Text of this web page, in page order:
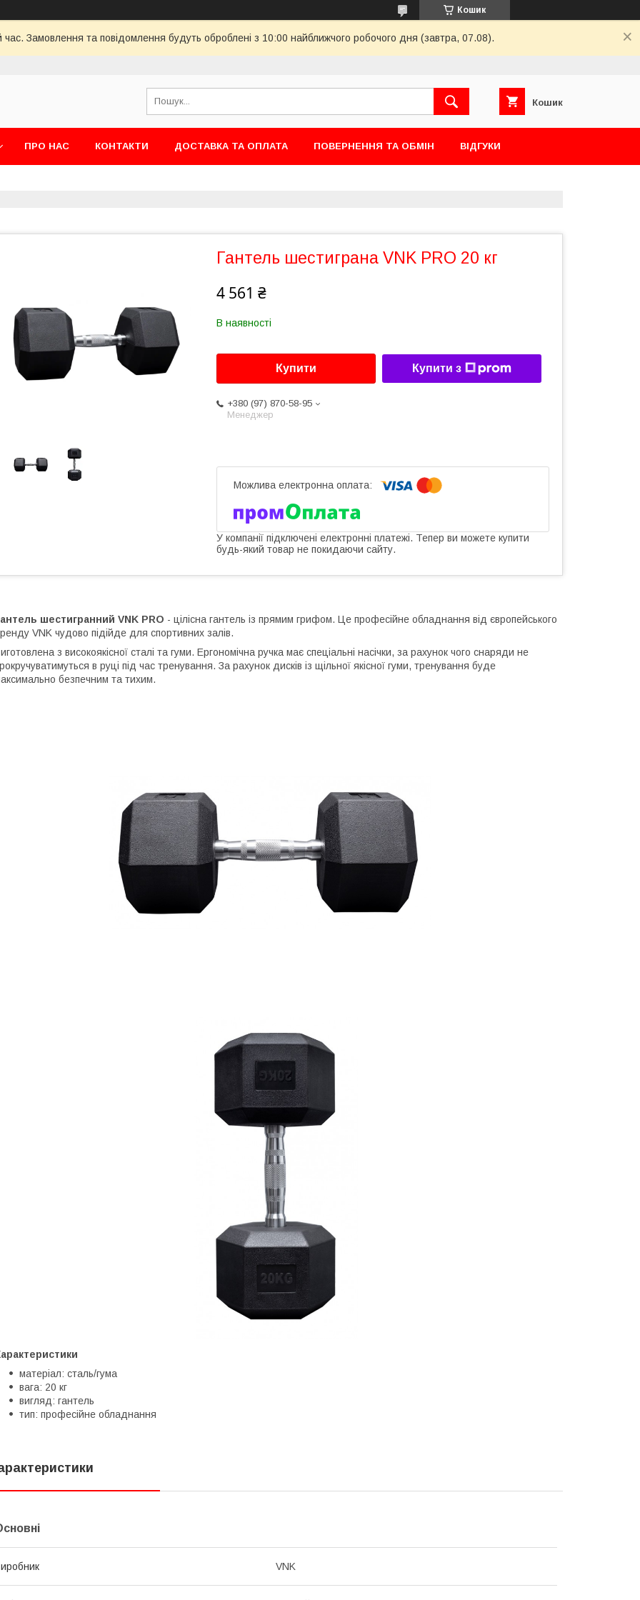
Кошик
час. Замовлення та повідомлення будуть оброблені з 10:00 найближчого робочого дня (завтра, 07.08).
Кошик
ПРО НАС КОНТАКТИ ДОСТАВКА ТА ОПЛАТА ПОВЕРНЕННЯ ТА ОБМІН ВІДГУКИ
Гантель шестиграна VNK PRO 20 кг
4 561 ₴
В наявності
Купити Купити з
+380 (97) 870-58-95
Менеджер
У компанії підключені електронні платежі. Тепер ви можете купити
будь-який товар не покидаючи сайту.
шестигранний VNK PRO - цілісна гантель із прямим грифом. Це професійне обладнання від європейського
VNK чудово підійде для спортивних залів.
​​з високоякісної сталі та гуми. Ергономічна ручка має спеціальні насічки, за рахунок чого снаряди не
в руці під час тренування. За рахунок дисків із щільної якісної гуми, тренування буде
безпечним та тихим.
матеріал: сталь/гума
вага: 20 кг
вигляд: гантель
тип: професійне обладнання
VNK